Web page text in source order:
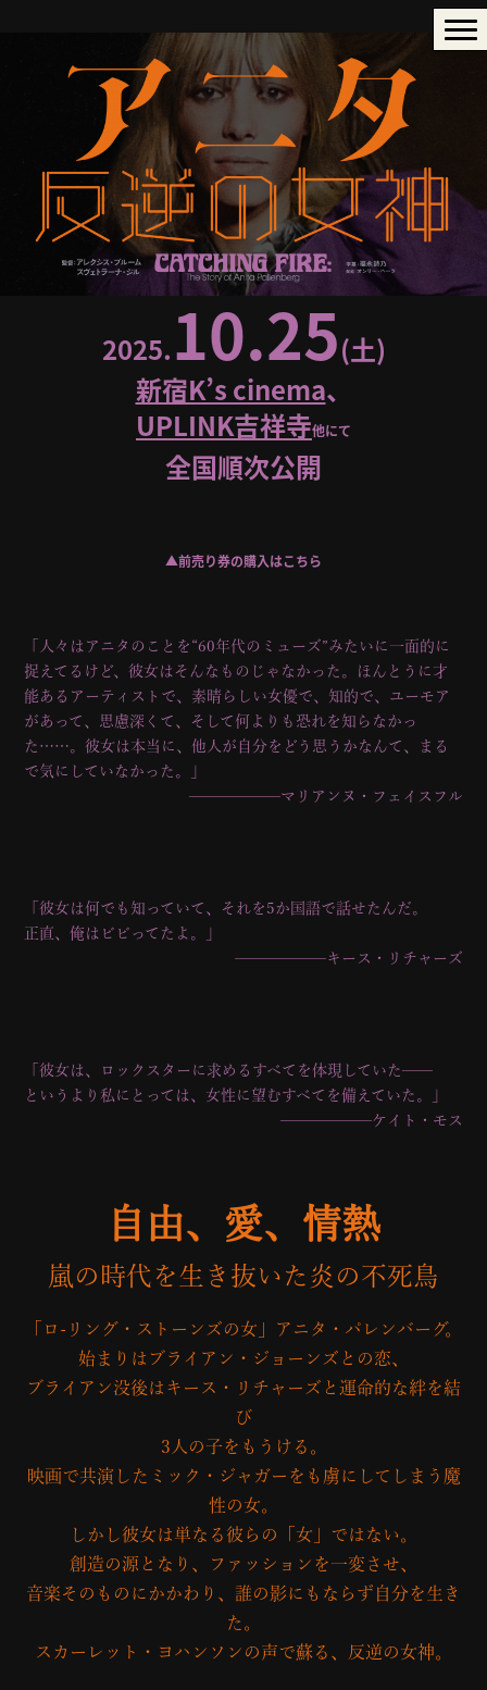
2025.10.25(土)
新宿K’s cinema、
UPLINK吉祥寺他にて
全国順次公開
▲前売り券の購入はこちら
「人々はアニタのことを“60年代のミューズ”みたいに一面的に
捉えてるけど、彼女はそんなものじゃなかった。ほんとうに才
能あるアーティストで、素晴らしい女優で、知的で、ユーモア
があって、思慮深くて、そして何よりも恐れを知らなかっ
た……。彼女は本当に、他人が自分をどう思うかなんて、まる
で気にしていなかった。」
──────マリアンヌ・フェイスフル
「彼女は何でも知っていて、それを5か国語で話せたんだ。
正直、俺はビビってたよ。」
──────キース・リチャーズ
「彼女は、ロックスターに求めるすべてを体現していた──
というより私にとっては、女性に望むすべてを備えていた。」
──────ケイト・モス
自由、愛、情熱
嵐の時代を生き抜いた炎の不死鳥
「ロ-リング・ストーンズの女」アニタ・パレンバーグ。
始まりはブライアン・ジョーンズとの恋、
ブライアン没後はキース・リチャーズと運命的な絆を結
び
3人の子をもうける。
映画で共演したミック・ジャガーをも虜にしてしまう魔
性の女。
しかし彼女は単なる彼らの「女」ではない。
創造の源となり、ファッションを一変させ、
音楽そのものにかかわり、誰の影にもならず自分を生き
た。
スカーレット・ヨハンソンの声で蘇る、反逆の女神。